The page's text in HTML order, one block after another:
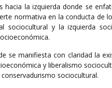
hacia la izquierda donde se
normativa en la conducta de
sociocultural y la izquierda
se manifiesta con claridad la
y liberalismo
sociocultural.